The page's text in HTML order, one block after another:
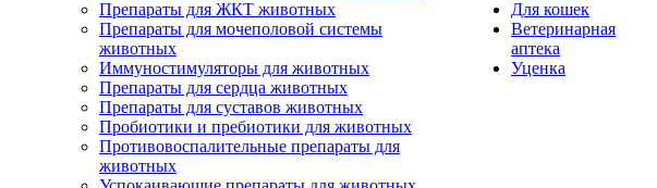
Препараты для ЖКТ животных
Препараты для мочеполовой системы
животных
Иммуностимуляторы для животных
Препараты для сердца животных
Препараты для суставов животных
Пробиотики и пребиотики для животных
Противовоспалительные препараты для
животных
Для кошек
Ветеринарная
аптека
Уценка